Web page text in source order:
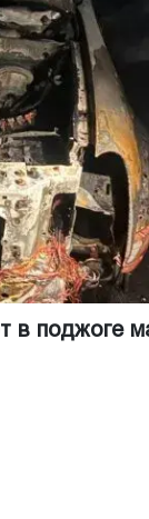
в поджоге